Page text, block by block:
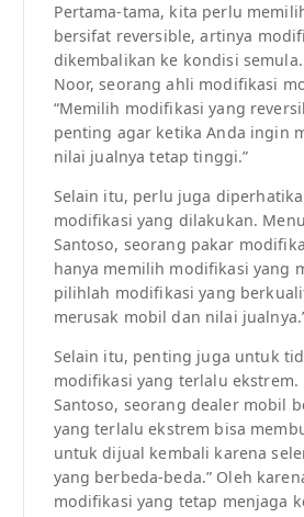
Pertama-tama, kita perlu
bersifat reversible, artinya
dikembalikan ke kondisi
Noor, seorang ahli modifikasi
“Memilih modifikasi yang
penting agar ketika Anda ingin
nilai jualnya tetap tinggi.”
Selain itu, perlu juga
modifikasi yang dilakukan.
Santoso, seorang pakar
hanya memilih modifikasi yang
pilihlah modifikasi yang
merusak mobil dan nilai
Selain itu, penting juga untuk
modifikasi yang terlalu
Santoso, seorang dealer mobil
yang terlalu ekstrem bisa
untuk dijual kembali karena
yang berbeda-beda.” Oleh
modifikasi yang tetap menjaga